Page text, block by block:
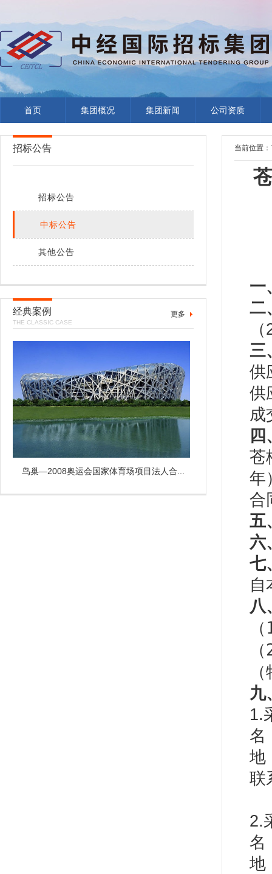
首页 集团概况 集团新闻 公司资质
招标公告
招标公告
中标公告
其他公告
经典案例
THE CLASSIC CASE
更多
鸟巢—2008奥运会国家体育场项目法人合...
当前位置：
一
二
三
供
供
成
苍
年
合
五
六
七
自
八
九
1.
联
2.